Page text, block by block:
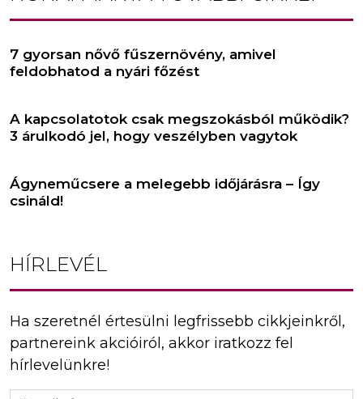
7 gyorsan nővő fűszernövény, amivel
feldobhatod a nyári főzést
A kapcsolatotok csak megszokásból működik?
3 árulkodó jel, hogy veszélyben vagytok
Ágyneműcsere a melegebb időjárásra – Így
csináld!
HÍRLEVÉL
Ha szeretnél értesülni legfrissebb cikkjeinkről,
partnereink akcióiról, akkor iratkozz fel
hírlevelünkre!